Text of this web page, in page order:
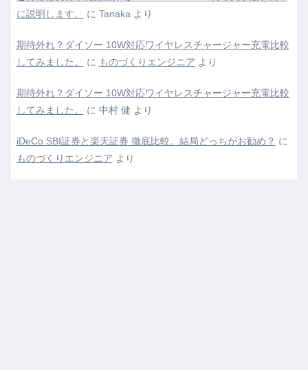
に説明します。
に Tanaka より
期待外れ？ダイソー 10W対応ワイヤレスチャージャー充電比較
してみました。
に ものづくりエンジニア より
期待外れ？ダイソー 10W対応ワイヤレスチャージャー充電比較
してみました。
に 中村 健 より
iDeCo SBI証券と楽天証券 徹底比較。結局どっちがお勧め？ に
ものづくりエンジニア より